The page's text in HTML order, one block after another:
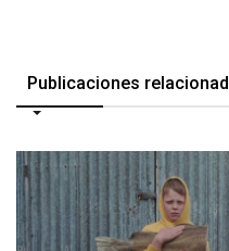
Publicaciones